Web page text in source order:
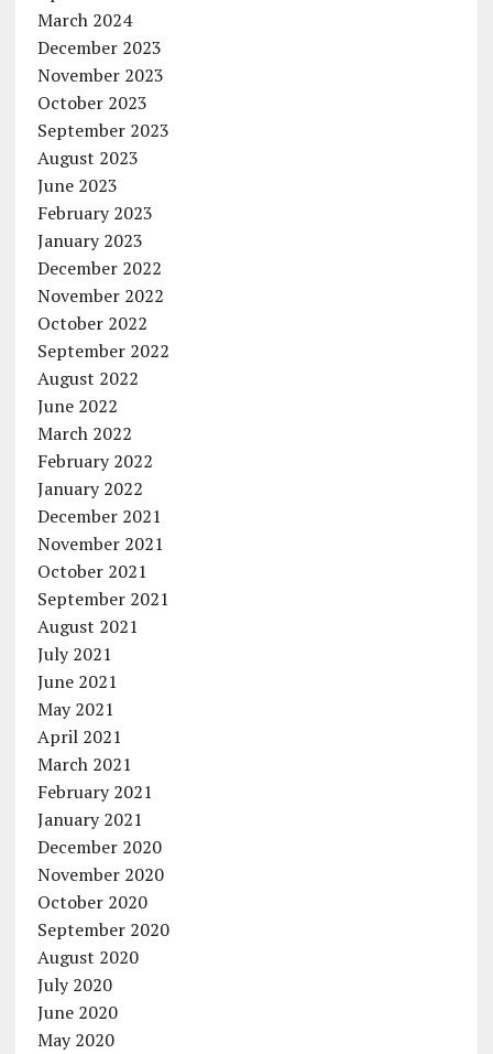
March 2024
December 2023
November 2023
October 2023
September 2023
August 2023
June 2023
February 2023
January 2023
December 2022
November 2022
October 2022
September 2022
August 2022
June 2022
March 2022
February 2022
January 2022
December 2021
November 2021
October 2021
September 2021
August 2021
July 2021
June 2021
May 2021
April 2021
March 2021
February 2021
January 2021
December 2020
November 2020
October 2020
September 2020
August 2020
July 2020
June 2020
May 2020